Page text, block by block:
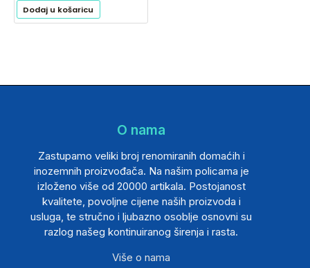
Dodaj u košaricu
O nama
Zastupamo veliki broj renomiranih domaćih i
inozemnih proizvođača. Na našim policama je
izloženo više od 20000 artikala. Postojanost
kvalitete, povoljne cijene naših proizvoda i
usluga, te stručno i ljubazno osoblje osnovni su
razlog našeg kontinuiranog širenja i rasta.
Više o nama